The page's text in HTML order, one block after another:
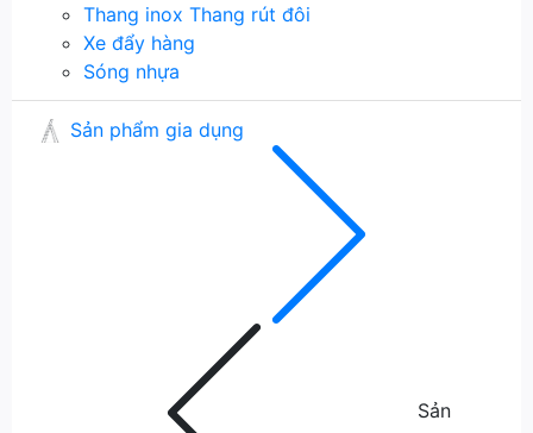
Thang inox Thang rút đôi
Xe đẩy hàng
Sóng nhựa
Sản phẩm gia dụng
Sản